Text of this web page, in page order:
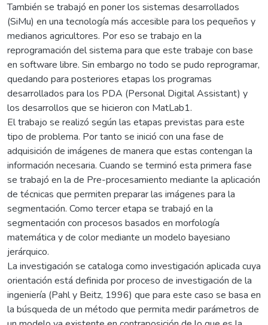
También se trabajó en poner los sistemas desarrollados
(SiMu) en una tecnología más accesible para los pequeños y
medianos agricultores. Por eso se trabajo en la
reprogramación del sistema para que este trabaje con base
en software libre. Sin embargo no todo se pudo reprogramar,
quedando para posteriores etapas los programas
desarrollados para los PDA (Personal Digital Assistant) y
los desarrollos que se hicieron con MatLab1.
El trabajo se realizó según las etapas previstas para este
tipo de problema. Por tanto se inició con una fase de
adquisición de imágenes de manera que estas contengan la
información necesaria. Cuando se terminó esta primera fase
se trabajó en la de Pre-procesamiento mediante la aplicación
de técnicas que permiten preparar las imágenes para la
segmentación. Como tercer etapa se trabajó en la
segmentación con procesos basados en morfología
matemática y de color mediante un modelo bayesiano
jerárquico.
La investigación se cataloga como investigación aplicada cuya
orientación está definida por proceso de investigación de la
ingeniería (Pahl y Beitz, 1996) que para este caso se basa en
la búsqueda de un método que permita medir parámetros de